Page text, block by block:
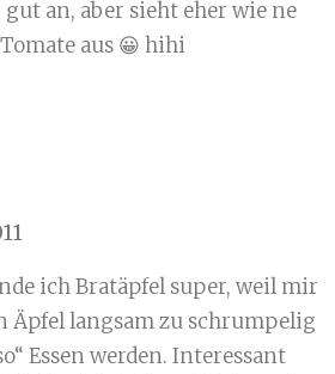
an, aber sieht eher wie ne
aus 😀 hihi
ich Bratäpfel super, weil mir
Äpfel langsam zu schrumpelig
Essen werden. Interessant